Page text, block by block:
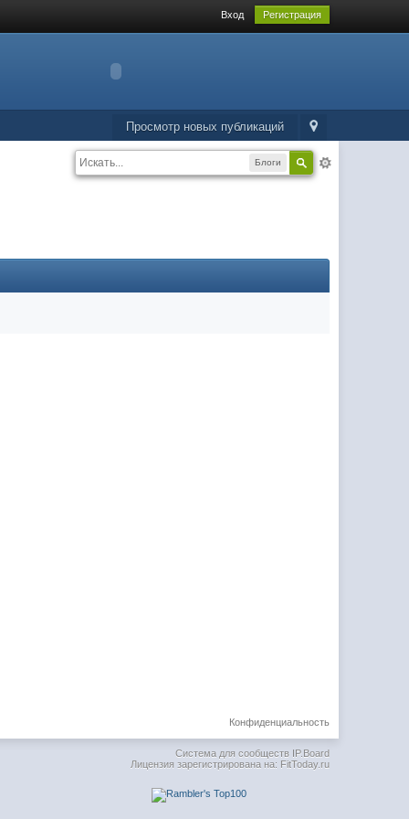
Вход Регистрация
Просмотр новых публикаций
Блоги
Конфиденциальность
Система для сообществ IP.Board
Лицензия зарегистрирована на: FitToday.ru